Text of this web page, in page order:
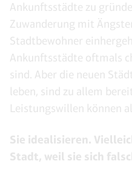
Ankunftsstädte zu
Zuwanderung mit
Stadtbewohner
Ankunftsstädte oftmals
sind. Aber die neuen
leben, sind zu allem
Leistungswillen können
Sie idealisieren.
Stadt, weil sie sich